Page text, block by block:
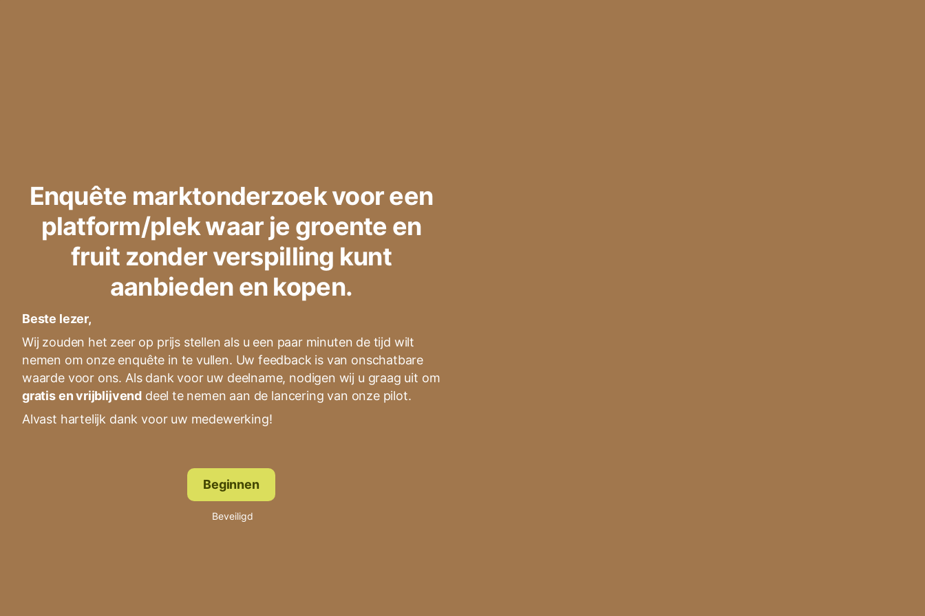
Enquête marktonderzoek voor een
platform/plek waar je groente en
fruit zonder verspilling kunt
aanbieden en kopen.
Beste lezer,
Wij zouden het zeer op prijs stellen als u een paar minuten de tijd wilt
nemen om onze enquête in te vullen. Uw feedback is van onschatbare
waarde voor ons. Als dank voor uw deelname, nodigen wij u graag uit om
gratis en vrijblijvend deel te nemen aan de lancering van onze pilot.
Alvast hartelijk dank voor uw medewerking!
Beginnen
Beveiligd